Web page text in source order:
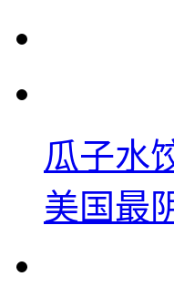
瓜子水
美国最